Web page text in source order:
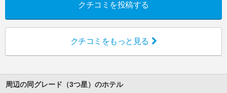
クチコミを投稿する
クチコミをもっと見る
周辺の同グレード（3つ星）のホテル